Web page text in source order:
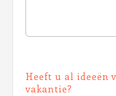
Heeft u al ideeën
vakantie?